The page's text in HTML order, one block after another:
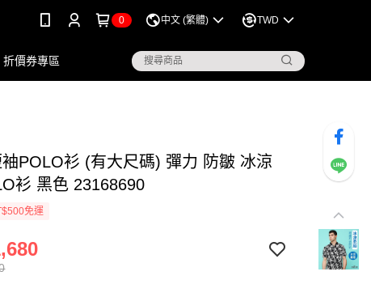
0 中文 (繁體) TWD
折價券專區
POLO衫 (有大尺碼) 彈力 防皺 冰涼
衫 黑色 23168690
免運